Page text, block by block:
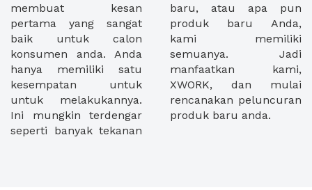
membuat kesan
pertama yang sangat
baik untuk calon
konsumen anda. Anda
hanya memiliki satu
kesempatan untuk
untuk melakukannya.
Ini mungkin terdengar
seperti banyak tekanan
baru, atau apa pun
produk baru Anda,
kami memiliki
semuanya. Jadi
manfaatkan kami,
XWORK, dan mulai
rencanakan peluncuran
produk baru anda.